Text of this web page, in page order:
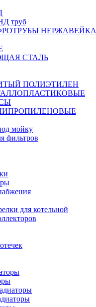
труб
НЕРЖАВЕЙКА
СТАЛЬ
ПОЛИЭТИЛЕН
мойку
фильтров
для котельной